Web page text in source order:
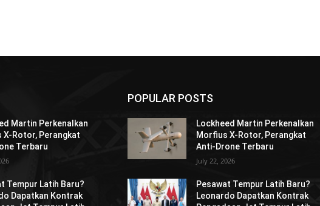
Martin Perkenalkan
X-Rotor, Perangkat
Terbaru
Tempur Latih Baru?
Dapatkan Kontrak
POPULAR POSTS
Lockheed Martin Perkenalkan
Morfius X-Rotor, Perangkat
Anti-Drone Terbaru
July 22, 2026
Pesawat Tempur Latih Baru?
Leonardo Dapatkan Kontrak